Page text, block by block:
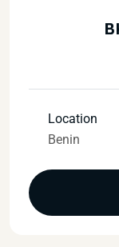
Location
Benin